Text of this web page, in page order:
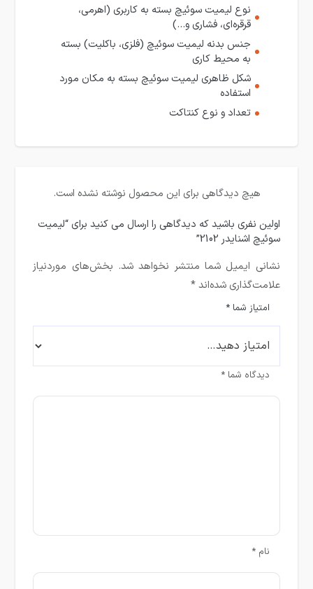
نوع لیمیت سوئیچ بسته به کاربری (اهرمی،
قرقره‌ای، فشاری و…)
جنس بدنه لیمیت سوئیچ (فلزی، باکلیت) بسته
به محیط کاری
شکل ظاهری لیمیت سوئیچ بسته به مکان مورد
استفاده
تعداد و نوع کنتاکت
هیچ دیدگاهی برای این محصول نوشته نشده است.
اولین نفری باشید که دیدگاهی را ارسال می کنید برای “لیمیت
سوئیچ اشنایدر 2102”
نشانی ایمیل شما منتشر نخواهد شد. بخش‌های موردنیاز
علامت‌گذاری شده‌اند*
امتیاز شما*
دیدگاه شما*
نام*